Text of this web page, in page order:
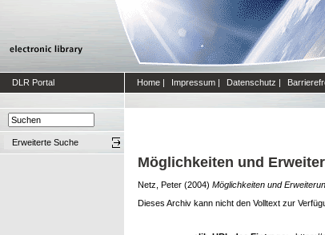
DLR Portal Home | Impressum | Datenschutz |
Erweiterte Suche
Möglichkeiten und
Netz, Peter (2004) Möglichkeiten und
Dieses Archiv kann nicht den Volltext zur